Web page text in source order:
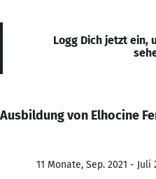
Logg Dich jetzt ein,
Ausbildung von Elhocine
11 Monate, Sep. 2021 - Juli